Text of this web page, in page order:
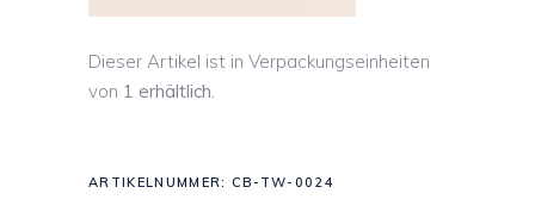
Dieser Artikel ist in Verpackungseinheiten
von 1 erhältlich.
ARTIKELNUMMER: CB-TW-0024